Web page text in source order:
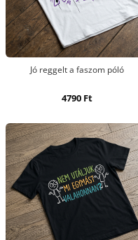
Jó reggelt a faszom póló
4790 Ft